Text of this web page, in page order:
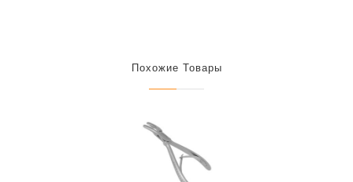
Похожие Товары